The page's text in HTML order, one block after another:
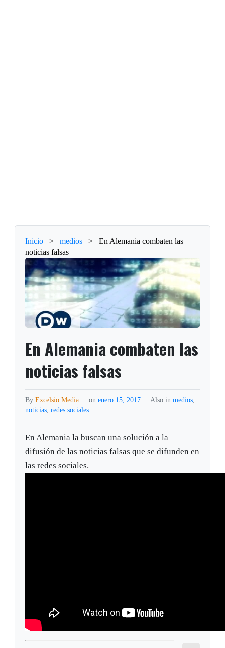
Inicio > medios >
En Alemania combaten las
noticias falsas
En Alemania combaten las
noticias falsas
ByExcelsio Media on enero 15, 2017 Also in medios,
noticias,redes sociales
En Alemania la buscan una solución a la
difusión de las noticias falsas que se difunden en
las redes sociales.